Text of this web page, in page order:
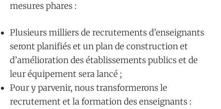
mesures phares :
Plusieurs milliers de recrutements d’enseignants
seront planifiés et un plan de construction et
d’amélioration des établissements publics et de
leur équipement sera lancé ;
Pour y parvenir, nous transformerons le
recrutement et la formation des enseignants :